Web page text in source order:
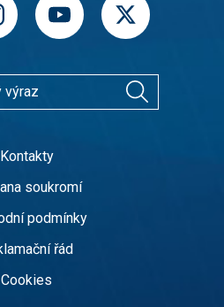
Kontakty
soukromí
podmínky
řád
Cookies